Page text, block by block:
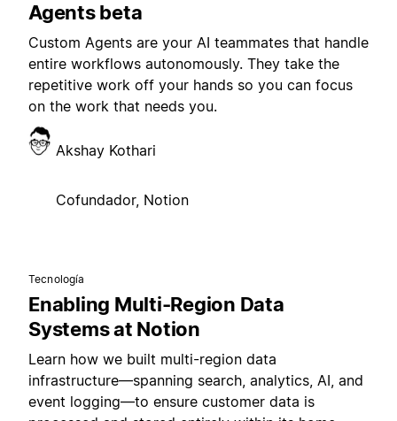
Agents beta
Custom Agents are your AI teammates that handle
entire workflows autonomously. They take the
repetitive work off your hands so you can focus
on the work that needs you.
Akshay Kothari
Cofundador, Notion
Tecnología
Enabling Multi-Region Data
Systems at Notion
Learn how we built multi-region data
infrastructure—spanning search, analytics, AI, and
event logging—to ensure customer data is